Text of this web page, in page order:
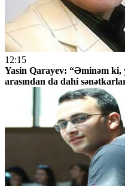
12:15
Yasin Qarayev: “Əminəm ki,
arasından da dahi